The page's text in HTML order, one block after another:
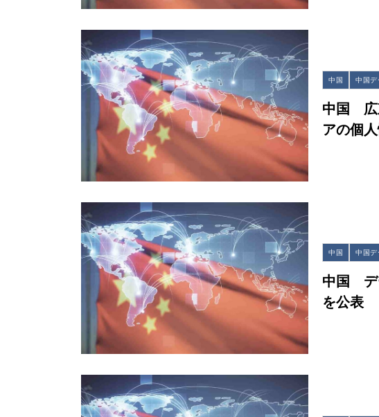
中国 中国デ
中国 広
アの個
中国 中国デ
中国 デ
を公表